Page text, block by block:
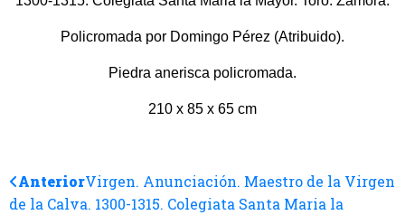
Policromada por Domingo Pérez (Atribuido).
Piedra anerisca policromada.
210 x 85 x 65 cm
AnteriorVirgen. Anunciación. Maestro de la Virgen
de la Calva. 1300-1315. Colegiata Santa Maria la